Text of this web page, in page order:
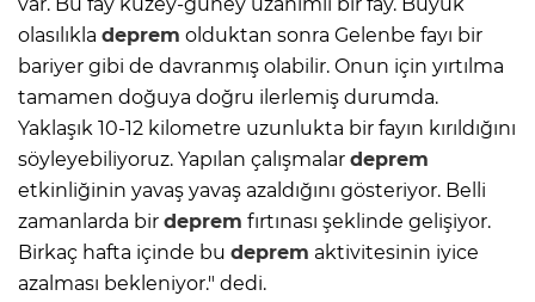
olasılıkla deprem olduktan sonra Gelenbe fayı bir
bariyer gibi de davranmış olabilir. Onun için yırtılma
tamamen doğuya doğru ilerlemiş durumda.
Yaklaşık 10-12 kilometre uzunlukta bir fayın kırıldığını
söyleyebiliyoruz. Yapılan çalışmalar deprem
etkinliğinin yavaş yavaş azaldığını gösteriyor. Belli
zamanlarda bir deprem fırtınası şeklinde gelişiyor.
Birkaç hafta içinde bu deprem aktivitesinin iyice
azalması bekleniyor." dedi.